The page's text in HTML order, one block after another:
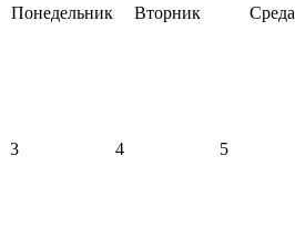
Понедельник Вторник Среда
3 4 5